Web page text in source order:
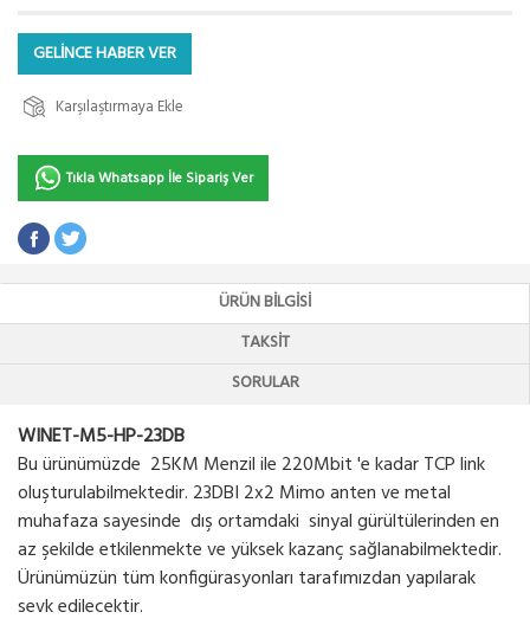
GELİNCE HABER VER
Karşılaştırmaya Ekle
Tıkla Whatsapp İle Sipariş Ver
ÜRÜN BILGISI
TAKSIT
SORULAR
WINET-M5-HP-23DB
Bu ürünümüzde 25KM Menzil ile 220Mbit 'e kadar TCP link
oluşturulabilmektedir. 23DBI 2x2 Mimo anten ve metal
muhafaza sayesinde dış ortamdaki sinyal gürültülerinden en
az şekilde etkilenmekte ve yüksek kazanç sağlanabilmektedir.
Ürünümüzün tüm konfigürasyonları tarafımızdan yapılarak
sevk edilecektir.